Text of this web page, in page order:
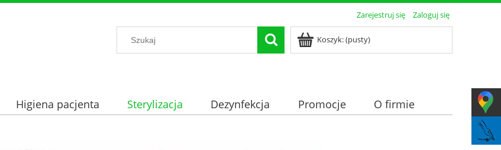
Zarejestruj się Zaloguj się
Koszyk:(pusty)
Higiena pacjenta Sterylizacja Dezynfekcja Promocje
O firmie